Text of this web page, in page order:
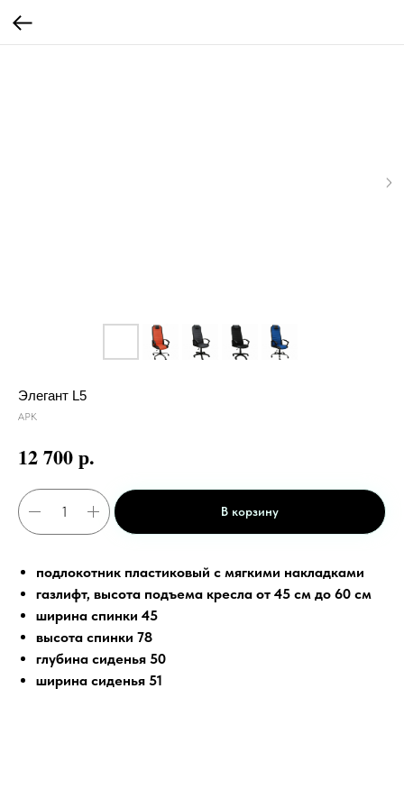
Элегант L5
АРК
12 700р.
В корзину
подлокотник пластиковый с мягкими накладками
газлифт, высота подъема кресла от 45 см до 60 см
ширина спинки 45
высота спинки 78
глубина сиденья 50
ширина сиденья 51